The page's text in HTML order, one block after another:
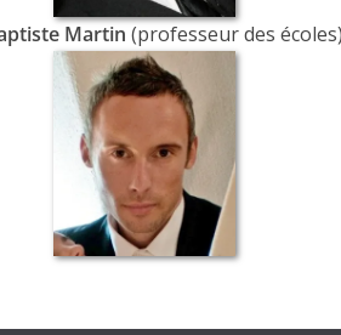
Martin (professeur des